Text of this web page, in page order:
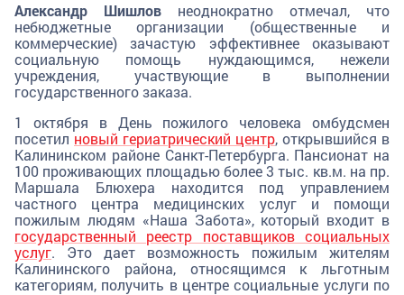
Александр Шишлов неоднократно отмечал, что
небюджетные организации (общественные и
коммерческие) зачастую эффективнее оказывают
социальную помощь нуждающимся, нежели
учреждения, участвующие в выполнении
государственного заказа.
1 октября в День пожилого человека омбудсмен
посетил новый гериатрический центр, открывшийся в
Калининском районе Санкт-Петербурга. Пансионат на
100 проживающих площадью более 3 тыс. кв.м. на пр.
Маршала Блюхера находится под управлением
частного центра медицинских услуг и помощи
пожилым людям «Наша Забота», который входит в
государственный реестр поставщиков социальных
услуг. Это дает возможность пожилым жителям
Калининского района, относящимся к льготным
категориям, получить в центре социальные услуги по